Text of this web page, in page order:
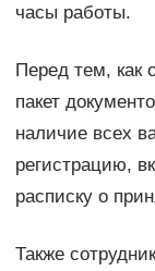
часы работы.
Перед тем, как
пакет
наличие всех
регистрацию,
расписку о
Также